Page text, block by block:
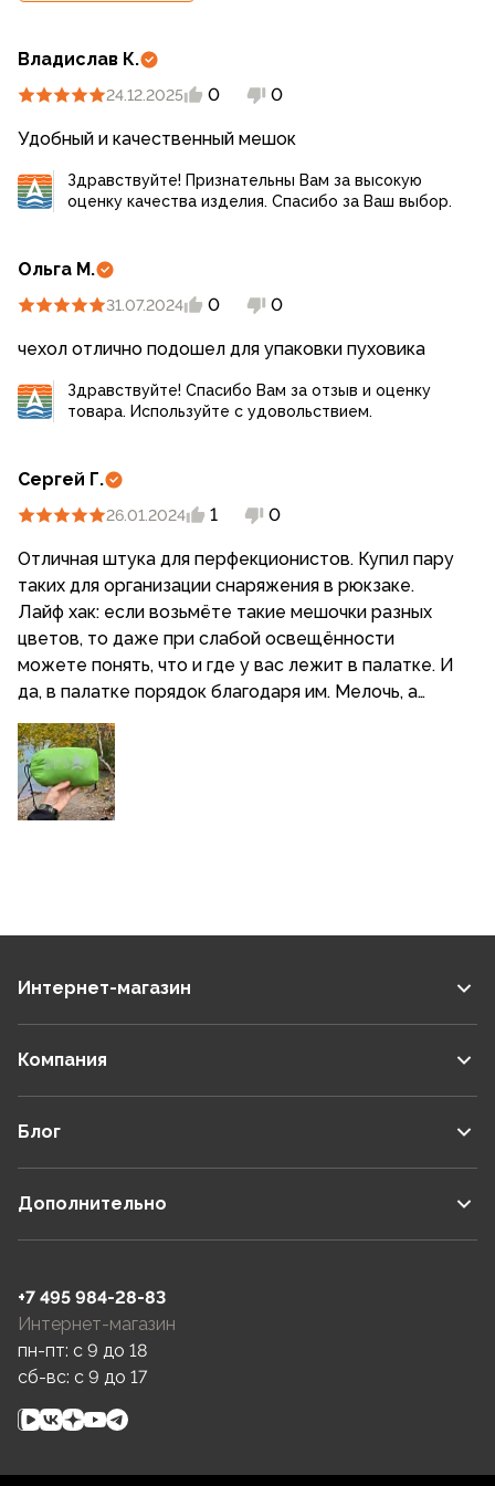
Владислав К.
24.12.2025 0 0
Удобный и качественный мешок
Здравствуйте! Признательны Вам за высокую
оценку качества изделия. Спасибо за Ваш выбор.
Ольга М.
31.07.2024 0 0
чехол отлично подошел для упаковки пуховика
Здравствуйте! Спасибо Вам за отзыв и оценку
товара. Используйте с удовольствием.
Сергей Г.
26.01.2024 1 0
Отличная штука для перфекционистов. Купил пару
таких для организации снаряжения в рюкзаке.
Лайф хак: если возьмёте такие мешочки разных
цветов, то даже при слабой освещённости
можете понять, что и где у вас лежит в палатке. И
да, в палатке порядок благодаря им. Мелочь, а
приятно.
Интернет-магазин
Компания
Блог
Дополнительно
+7 495 984-28-83
Интернет-магазин
пн-пт: c 9 до 18
сб-вс: c 9 до 17